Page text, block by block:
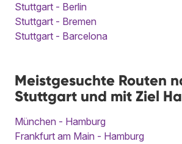
Stuttgart - Berlin
Stuttgart - Bremen
Stuttgart - Barcelona
Meistgesuchte Routen
Stuttgart und mit Ziel
München - Hamburg
Frankfurt am Main - Hamburg